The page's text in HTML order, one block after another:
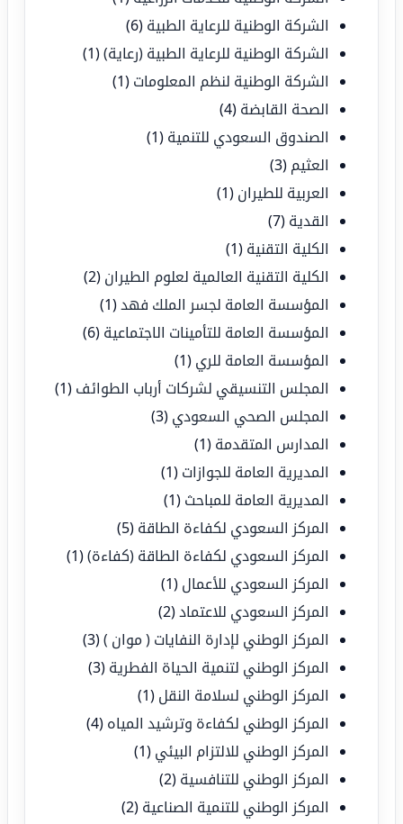
الشركة الوطنية للرعاية الطبية (6)
الشركة الوطنية للرعاية الطبية (رعاية)(1)
الشركة الوطنية لنظم المعلومات (1)
الصحة القابضة (4)
الصندوق السعودي للتنمية (1)
العثيم (3)
العربية للطيران (1)
القدية (7)
الكلية التقنية (1)
الكلية التقنية العالمية لعلوم الطيران (2)
المؤسسة العامة لجسر الملك فهد(1)
المؤسسة العامة للتأمينات الاجتماعية (6)
المؤسسة العامة للري (1)
المجلس التنسيقي لشركات أرباب الطوائف (1)
المجلس الصحي السعودي (3)
المدارس المتقدمة (1)
المديرية العامة للجوازات (1)
المديرية العامة للمباحث (1)
المركز السعودي لكفاءة الطاقة (5)
المركز السعودي لكفاءة الطاقة (كفاءة)(1)
المركز السعودي للأعمال (1)
المركز السعودي للاعتماد(2)
المركز الوطني لإدارة النفايات ( موان )(3)
المركز الوطني لتنمية الحياة الفطرية (3)
المركز الوطني لسلامة النقل (1)
المركز الوطني لكفاءة وترشيد المياه (4)
المركز الوطني للالتزام البيئي (1)
المركز الوطني للتنافسية (2)
المركز الوطني للتنمية الصناعية (2)